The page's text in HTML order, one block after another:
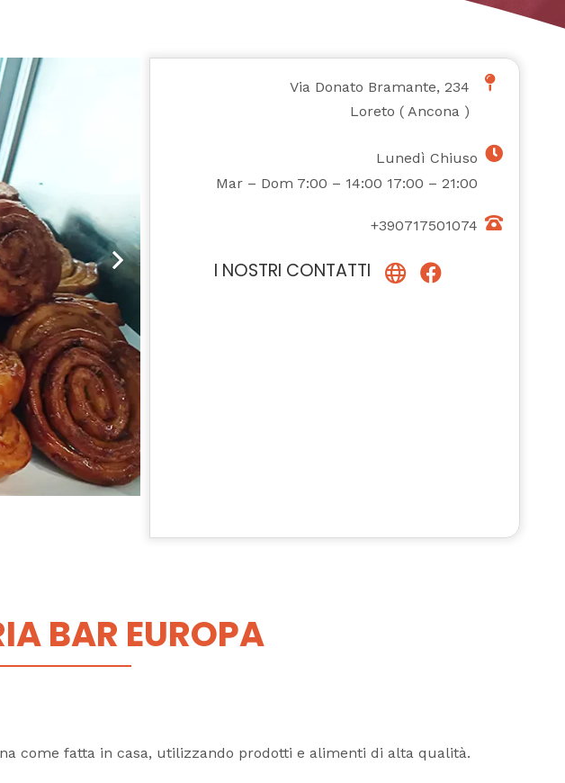
Via Donato Bramante, 234
Loreto ( Ancona )
Lunedì Chiuso
Mar – Dom 7:00 – 14:00 17:00 – 21:00
+390717501074
I NOSTRI CONTATTI
BAR EUROPA
come fatta in casa, utilizzando prodotti e alimenti di alta qualità.